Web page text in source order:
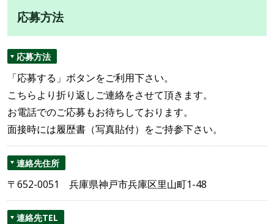
応募方法
応募方法
「応募する」ボタンをご利用下さい。
こちらより折り返しご連絡をさせて頂きます。
お電話でのご応募もお待ちしております。
面接時には履歴書（写真貼付）をご持参下さい。
連絡先住所
〒652-0051 兵庫県神戸市兵庫区里山町1-48
連絡先TEL